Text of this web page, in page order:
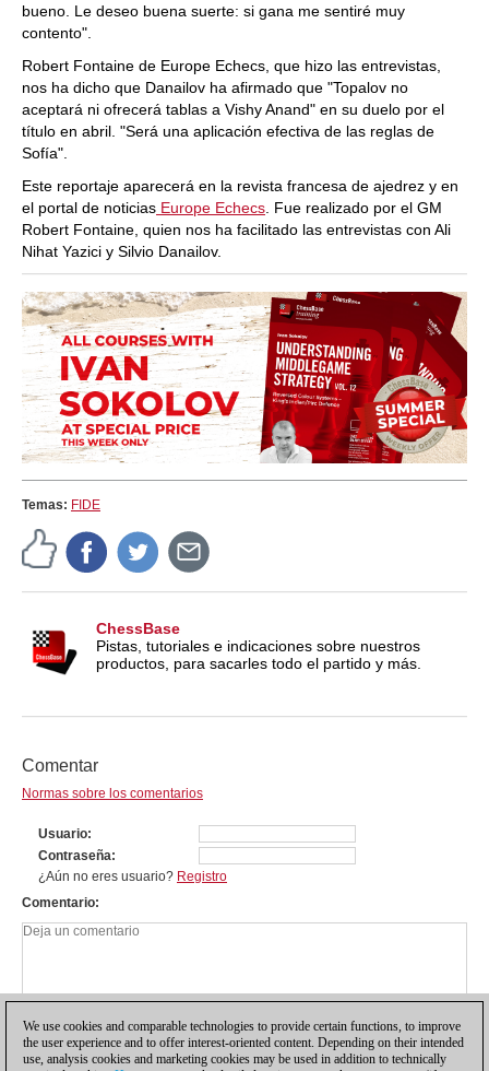
bueno. Le deseo buena suerte: si gana me sentiré muy
contento".
Robert Fontaine de Europe Echecs, que hizo las entrevistas,
nos ha dicho que Danailov ha afirmado que "Topalov no
aceptará ni ofrecerá tablas a Vishy Anand" en su duelo por el
título en abril. "Será una aplicación efectiva de las reglas de
Sofía".
Este reportaje aparecerá en la revista francesa de ajedrez y en
el portal de noticias Europe Echecs . Fue realizado por el GM
Robert Fontaine, quien nos ha facilitado las entrevistas con Ali
Nihat Yazici y Silvio Danailov.
Temas: FIDE
ChessBase
Pistas, tutoriales e indicaciones sobre nuestros
productos, para sacarles todo el partido y más.
Comentar
Normas sobre los comentarios
Usuario
Contraseña
¿Aún no eres usuario? Registro
Comentario
We use cookies and comparable technologies to provide certain functions, to improve
the user experience and to offer interest-oriented content. Depending on their intended
use, analysis cookies and marketing cookies may be used in addition to technically